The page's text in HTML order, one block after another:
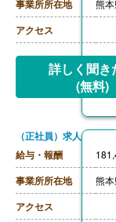
事業所所在地
アクセス
詳しく聞き
(無料)
（正社員）求人
給与・報酬
事業所所在地 熊
アクセス